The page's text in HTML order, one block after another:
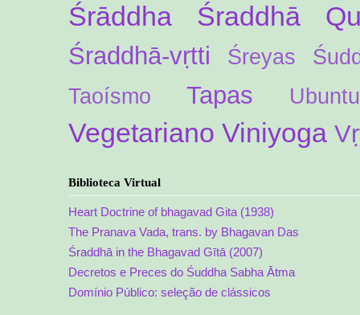
Śrāddha
Śraddhā
Śraddhā-vṛtti Śreyas
Taoísmo
Tapas Ubuntu
Vegetariano Viniyoga
Biblioteca Virtual
Heart Doctrine of bhagavad Gita (1938)
The Pranava Vada, trans. by Bhagavan Das
Śraddhā in the Bhagavad Gītā (2007)
Decretos e Preces do Śuddha Sabha Ātma
Domínio Público: seleção de clássicos